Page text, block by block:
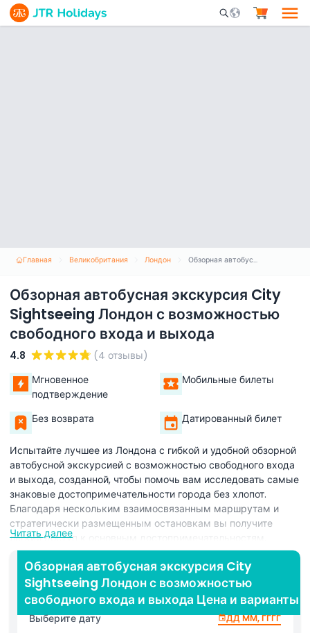
Mobile Search
Главная Великобритания Лондон Обзорная автобусная экскурсия City Sightseeing Лондон с возможностью свободного входа и выхода
Обзорная автобусная экскурсия City
Sightseeing Лондон с возможностью
свободного входа и выхода
4.8
(4 отзывы)
Мгновенное
подтверждение
Мобильные билеты
Без возврата Датированный билет
Испытайте лучшее из Лондона с гибкой и удобной обзорной
автобусной экскурсией с возможностью свободного входа
и выхода, созданной, чтобы помочь вам исследовать самые
знаковые достопримечательности города без хлопот.
Благодаря нескольким взаимосвязанным маршрутам и
стратегически размещенным остановкам вы получите
легкий доступ к основным достопримечательностям,
включая Гайд-парк, набережную Темзы, Тауэрский мост,
Букингемский дворец, Лондонский глаз и многое другое.
Независимо от того, впервые ли вы в городе или
возвращаетесь, чтобы глубже погрузиться в его наследие,
этот тур позволяет вам настроить свой маршрут и
исследовать Лондон в удобное для вас время. Садитесь и
Читать далее
Обзорная автобусная экскурсия City
Sightseeing Лондон с возможностью
свободного входа и выхода Цена и варианты
Выберите дату ДД ММ, ГГГГ